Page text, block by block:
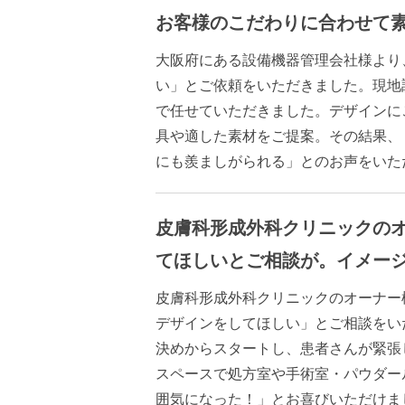
お客様のこだわりに合わせて
大阪府にある設備機器管理会社様よ
い」とご依頼をいただきました。現
で任せていただきました。デザイン
具や適した素材をご提案。その結果
にも羨ましがられる」とのお声をい
皮膚科形成外科クリニックの
てほしいとご相談が。イメー
皮膚科形成外科クリニックのオーナ
デザインをしてほしい」とご相談を
決めからスタートし、患者さんが緊
スペースで処方室や手術室・パウダ
囲気になった！」とお喜びいただけ